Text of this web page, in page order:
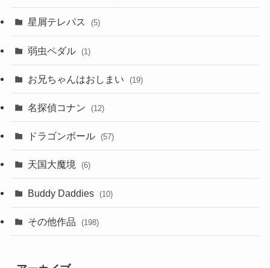
星屑テレパス (5)
弱虫ペダル (1)
お兄ちゃんはおしまい (19)
名探偵コナン (12)
ドラゴンボール (57)
天国大魔境 (6)
Buddy Daddies (10)
その他作品 (198)